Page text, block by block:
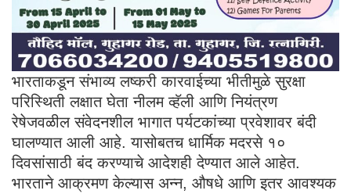
भारताकडून संभाव्य लष्करी कारवाईच्या भीतीमुळे सुरक्षा
परिस्थिती लक्षात घेता नीलम व्हॅली आणि नियंत्रण
रेषेजवळील संवेदनशील भागात पर्यटकांच्या प्रवेशावर बंदी
घालण्यात आली आहे. यासोबतच धार्मिक मदरसे १०
दिवसांसाठी बंद करण्याचे आदेशही देण्यात आले आहेत.
भारताने आक्रमण केल्यास अन्न, औषधे आणि इतर आवश्यक